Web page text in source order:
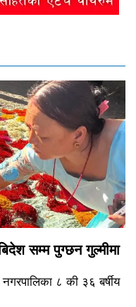
सम्म पुग्छन गुल्मीमा
८ की ३६ बर्षीय